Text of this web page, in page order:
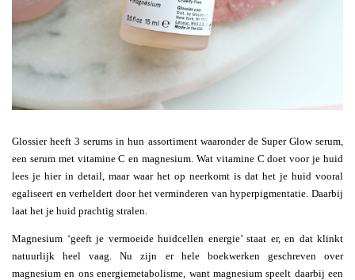
Glossier heeft 3 serums in hun assortiment waaronder de Super Glow serum,
een serum met vitamine C en magnesium. Wat vitamine C doet voor je huid
lees je hier in detail, maar waar het op neerkomt is dat het je huid vooral
egaliseert en verheldert door het verminderen van hyperpigmentatie. Daarbij
laat het je huid prachtig stralen.
Magnesium ‘geeft je vermoeide huidcellen energie’ staat er, en dat klinkt
natuurlijk heel vaag. Nu zijn er hele boekwerken geschreven over
magnesium en ons energiemetabolisme, want magnesium speelt daarbij een